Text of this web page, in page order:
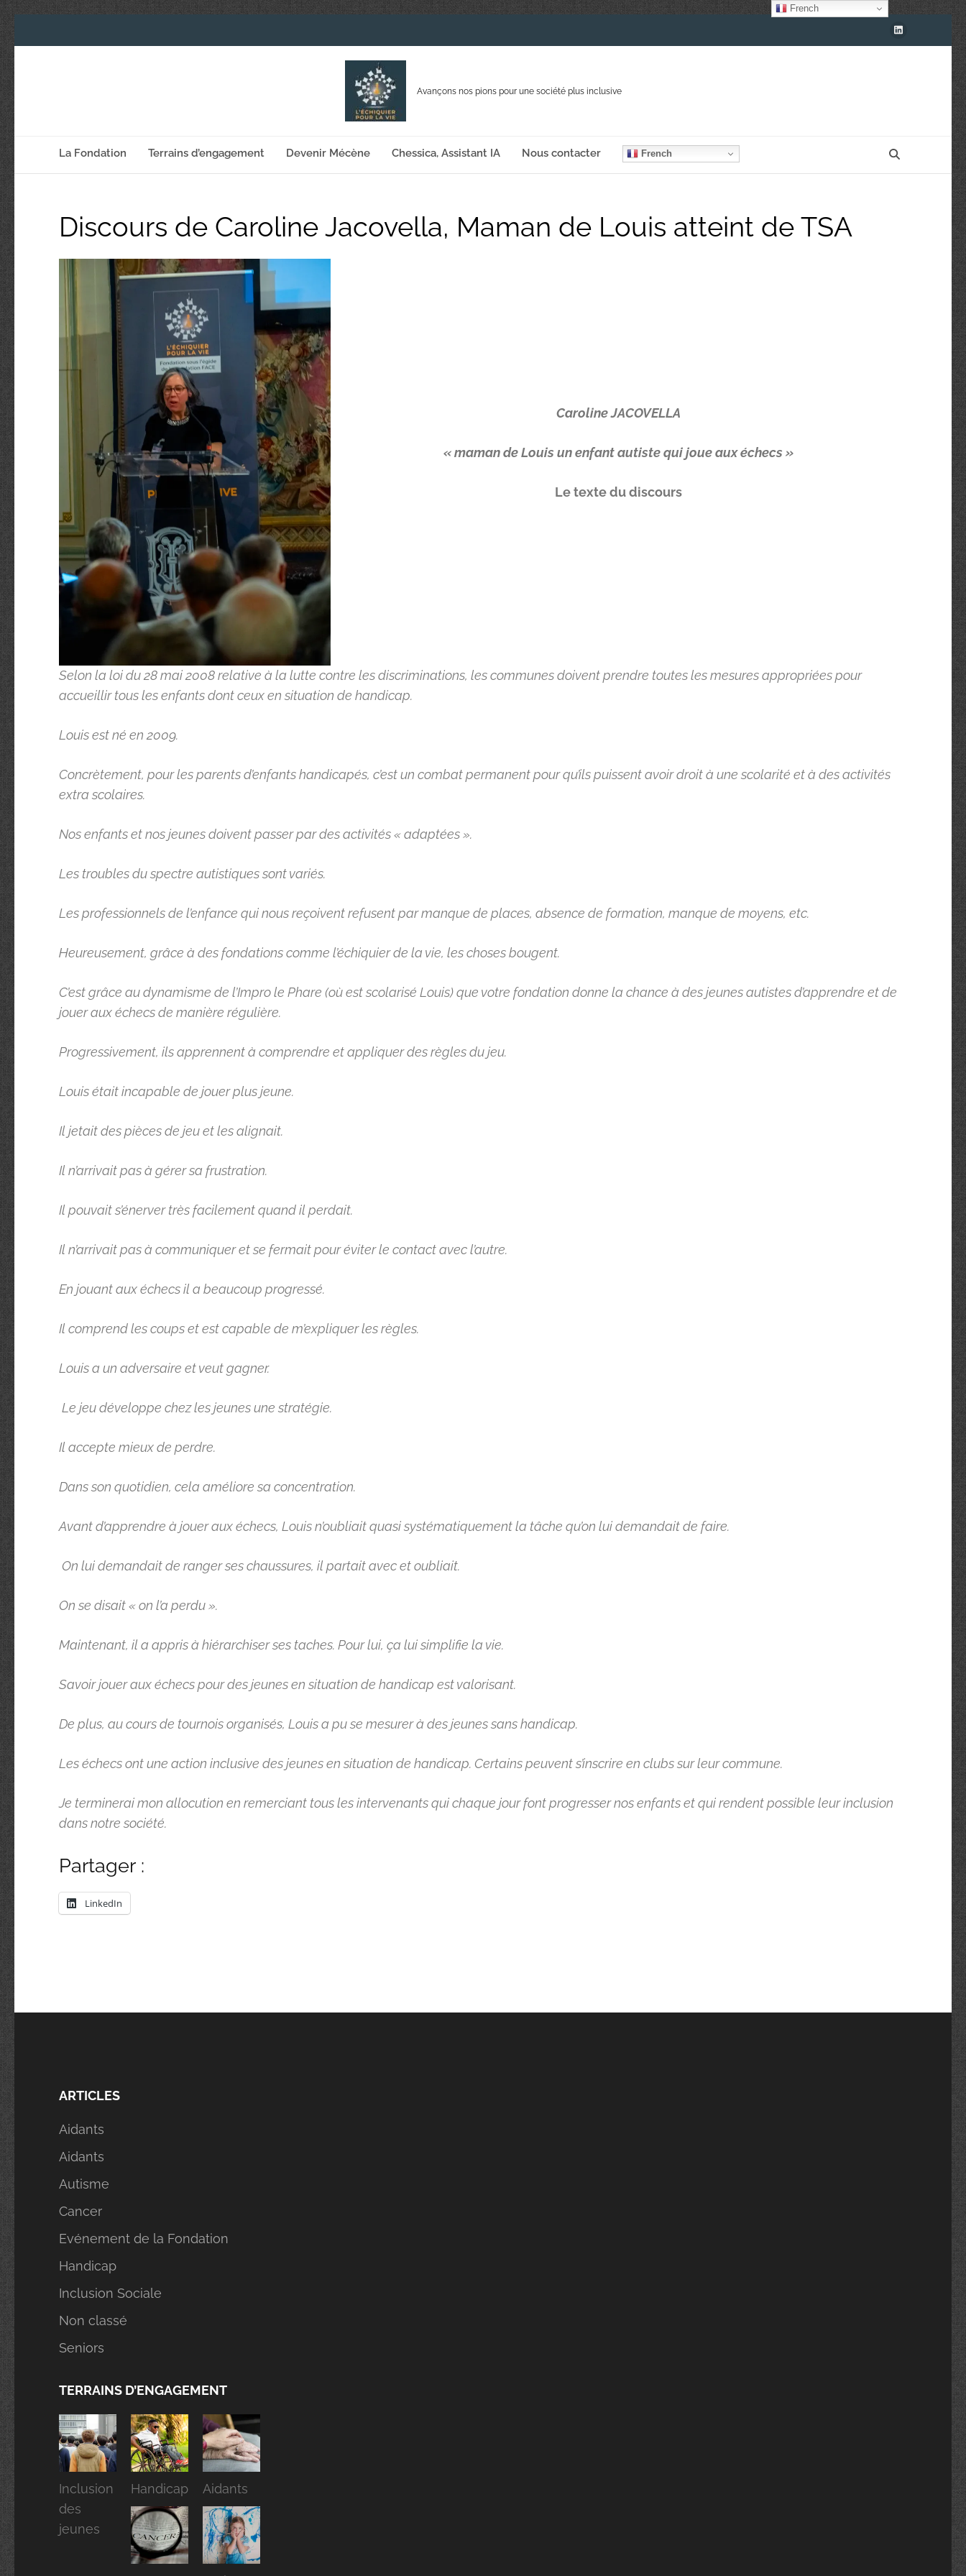
Avançons nos pions pour une société plus inclusive
La Fondation Terrains d’engagement Devenir Mécène Chessica, Assistant IA Nous contacter French
Discours de Caroline Jacovella, Maman de Louis atteint de TSA
Caroline JACOVELLA
« maman de Louis un enfant autiste qui joue aux échecs »
Le texte du discours
Selon la loi du 28 mai 2008 relative à la lutte contre les discriminations, les communes doivent prendre toutes les mesures appropriées pour
accueillir tous les enfants dont ceux en situation de handicap.
Louis est né en 2009.
Concrètement, pour les parents d’enfants handicapés, c’est un combat permanent pour qu’ils puissent avoir droit à une scolarité et à des activités
extra scolaires.
Nos enfants et nos jeunes doivent passer par des activités « adaptées ».
Les troubles du spectre autistiques sont variés.
Les professionnels de l’enfance qui nous reçoivent refusent par manque de places, absence de formation, manque de moyens, etc.
Heureusement, grâce à des fondations comme l’échiquier de la vie, les choses bougent.
C’est grâce au dynamisme de l’Impro le Phare (où est scolarisé Louis) que votre fondation donne la chance à des jeunes autistes d’apprendre et de
jouer aux échecs de manière régulière.
Progressivement, ils apprennent à comprendre et appliquer des règles du jeu.
Louis était incapable de jouer plus jeune.
Il jetait des pièces de jeu et les alignait.
Il n’arrivait pas à gérer sa frustration.
Il pouvait s’énerver très facilement quand il perdait.
Il n’arrivait pas à communiquer et se fermait pour éviter le contact avec l’autre.
En jouant aux échecs il a beaucoup progressé.
Il comprend les coups et est capable de m’expliquer les règles.
Louis a un adversaire et veut gagner.
Le jeu développe chez les jeunes une stratégie.
Il accepte mieux de perdre.
Dans son quotidien, cela améliore sa concentration.
Avant d’apprendre à jouer aux échecs, Louis n’oubliait quasi systématiquement la tâche qu’on lui demandait de faire.
On lui demandait de ranger ses chaussures, il partait avec et oubliait.
On se disait « on l’a perdu ».
Maintenant, il a appris à hiérarchiser ses taches. Pour lui, ça lui simplifie la vie.
Savoir jouer aux échecs pour des jeunes en situation de handicap est valorisant.
De plus, au cours de tournois organisés, Louis a pu se mesurer à des jeunes sans handicap.
Les échecs ont une action inclusive des jeunes en situation de handicap. Certains peuvent s’inscrire en clubs sur leur commune.
Je terminerai mon allocution en remerciant tous les intervenants qui chaque jour font progresser nos enfants et qui rendent possible leur inclusion
dans notre société.
Partager :
LinkedIn
ARTICLES
Aidants
Aidants
Autisme
Cancer
Evénement de la Fondation
Handicap
Inclusion Sociale
Non classé
Seniors
TERRAINS D’ENGAGEMENT
Inclusion
des
jeunes
Handicap Aidants
French